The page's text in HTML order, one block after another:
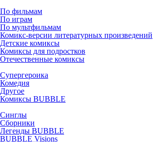
По фильмам
По играм
По мультфильмам
Комикс-версии литературных произведений
Детские комиксы
Комиксы для подростков
Отечественные комиксы
Супергероика
Комедия
Другое
Комиксы BUBBLE
Синглы
Сборники
Легенды BUBBLE
BUBBLE Visions